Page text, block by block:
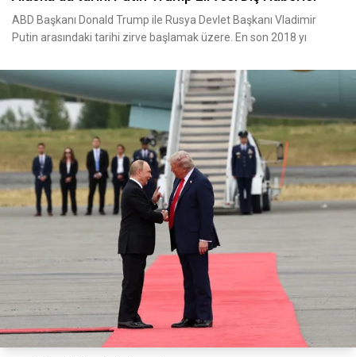
ABD Başkanı Donald Trump ile Rusya Devlet Başkanı Vladimir
Putin arasındaki tarihi zirve başlamak üzere. En son 2018 yı